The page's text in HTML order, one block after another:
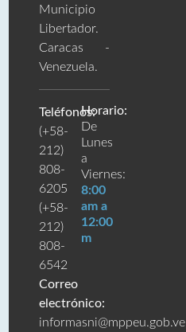
Municipio
Libertador.
Caracas -
Venezuela.
Teléfonos:
(+58-
212)
808-
6205
(+58-
212)
808-
6542
Correo
electrónico:
informasni@mppeu.gob.ve
Horario:
De
Lunes
a
Viernes:
8:00
am a
12:00
m